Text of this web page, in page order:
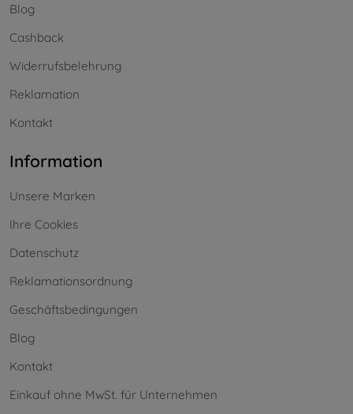
Blog
Cashback
Widerrufsbelehrung
Reklamation
Kontakt
Information
Unsere Marken
Ihre Cookies
Datenschutz
Reklamationsordnung
Geschäftsbedingungen
Blog
Kontakt
Einkauf ohne MwSt. für Unternehmen